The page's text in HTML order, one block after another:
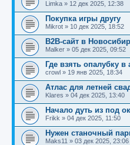
Limka » 12 дек 2025, 12:38
Покупка игры другу
Mikrot » 10 дек 2025, 18:52
B2B‑сайт в
Malker » 05 дек 2025, 09:52
Где взять опалубку в
crowl » 19 янв 2025, 18:34
Атлас для летней
Klares » 04 дек 2025, 13:40
Начало дуть из под
Frikk » 04 дек 2025, 11:50
Нужен станочный
Maks11 » 03 дек 2025, 23:06